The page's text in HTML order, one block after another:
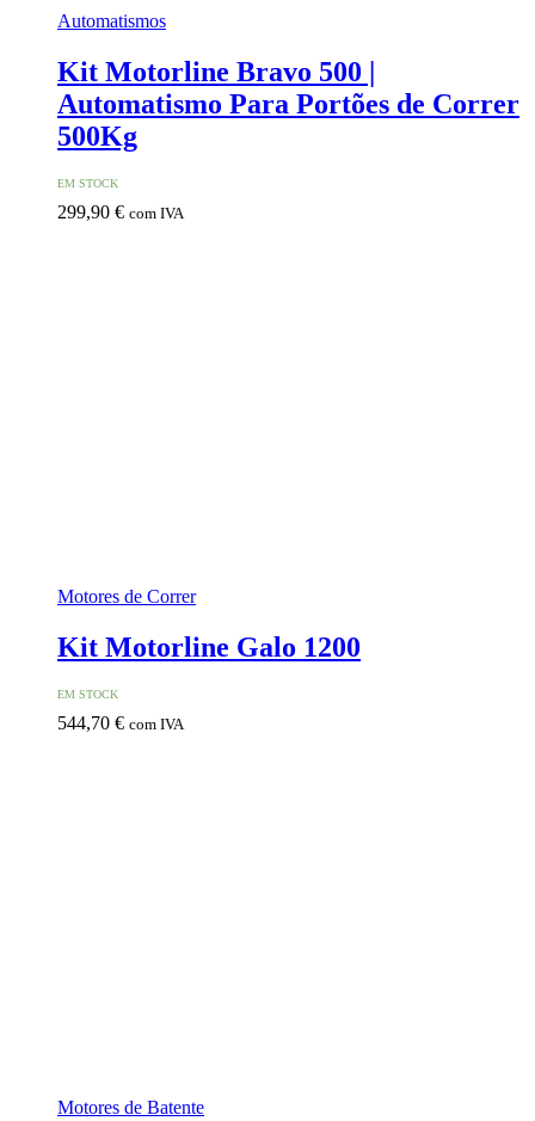
Automatismos
Kit Motorline Bravo 500 |
Automatismo Para Portões de Correr
500Kg
EM STOCK
299,90 € com IVA
Motores de Correr
Kit Motorline Galo 1200
EM STOCK
544,70 € com IVA
Motores de Batente